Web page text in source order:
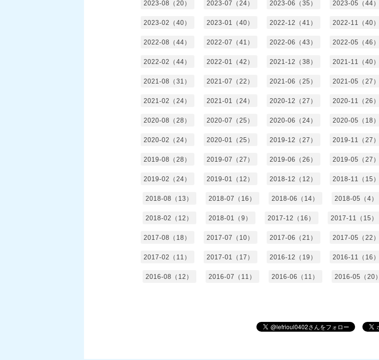
2023-08（20） 2023-07（24） 2023-06（35） 2023-05（44）
2023-02（40） 2023-01（40） 2022-12（41） 2022-11（40）
2022-08（44） 2022-07（41） 2022-06（43） 2022-05（46）
2022-02（44） 2022-01（42） 2021-12（38） 2021-11（40）
2021-08（31） 2021-07（22） 2021-06（25） 2021-05（27）
2021-02（24） 2021-01（24） 2020-12（27） 2020-11（26）
2020-08（28） 2020-07（25） 2020-06（24） 2020-05（18）
2020-02（24） 2020-01（25） 2019-12（27） 2019-11（27）
2019-08（28） 2019-07（27） 2019-06（26） 2019-05（27）
2019-02（24） 2019-01（12） 2018-12（12） 2018-11（15）
2018-08（13） 2018-07（16） 2018-06（14） 2018-05（4）
2018-02（12） 2018-01（9） 2017-12（16） 2017-11（15）
2017-08（18） 2017-07（10） 2017-06（21） 2017-05（22）
2017-02（11） 2017-01（17） 2016-12（19） 2016-11（16）
2016-08（12） 2016-07（11） 2016-06（11） 2016-05（20）